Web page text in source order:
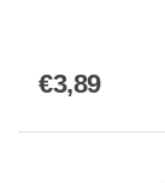
€3,89